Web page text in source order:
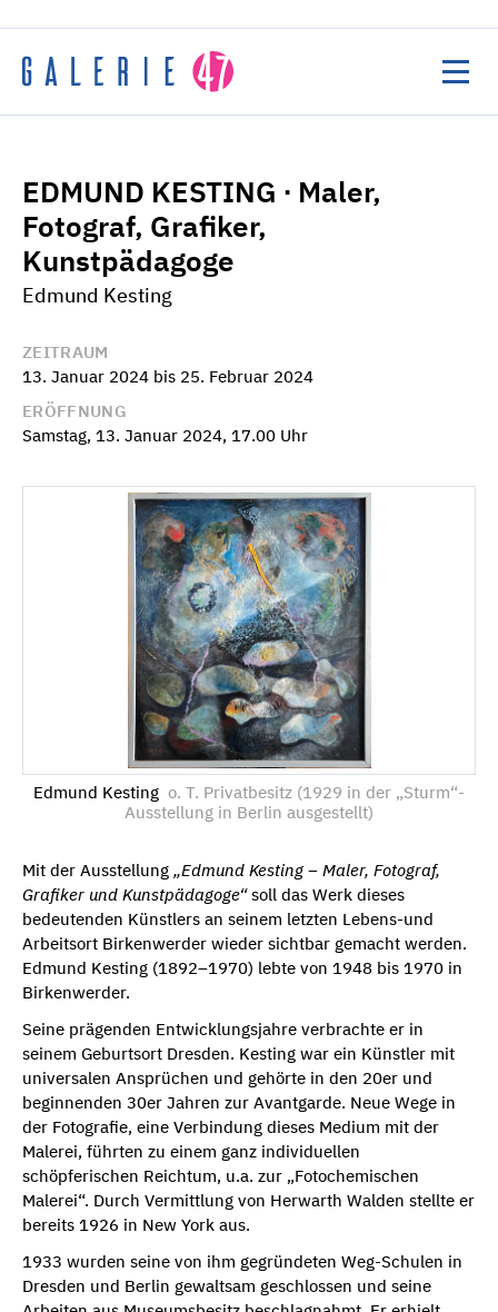
Veranstaltungen
Ausstellungen
Künstler:innen
Ausschreibung
EDMUND KESTING ∙ Maler,
Fotograf, Grafiker,
Kunstpädagoge
Edmund Kesting
ZEITRAUM
13. Januar 2024 bis 25. Februar 2024
ERÖFFNUNG
Samstag, 13. Januar 2024, 17.00 Uhr
Edmund Kesting o. T. Privatbesitz (1929 in der „Sturm“-
Ausstellung in Berlin ausgestellt)
Mit der Ausstellung „Edmund Kesting – Maler, Fotograf,
Grafiker und Kunstpädagoge“soll das Werk dieses
bedeutenden Künstlers an seinem letzten Lebens-und
Arbeitsort Birkenwerder wieder sichtbar gemacht werden.
Edmund Kesting (1892–1970) lebte von 1948 bis 1970 in
Birkenwerder.
Seine prägenden Entwicklungsjahre verbrachte er in
seinem Geburtsort Dresden. Kesting war ein Künstler mit
universalen Ansprüchen und gehörte in den 20er und
beginnenden 30er Jahren zur Avantgarde. Neue Wege in
der Fotografie, eine Verbindung dieses Medium mit der
Malerei, führten zu einem ganz individuellen
schöpferischen Reichtum, u.a. zur „Fotochemischen
Malerei“. Durch Vermittlung von Herwarth Walden stellte er
bereits 1926 in New York aus.
1933 wurden seine von ihm gegründeten Weg-Schulen in
Dresden und Berlin gewaltsam geschlossen und seine